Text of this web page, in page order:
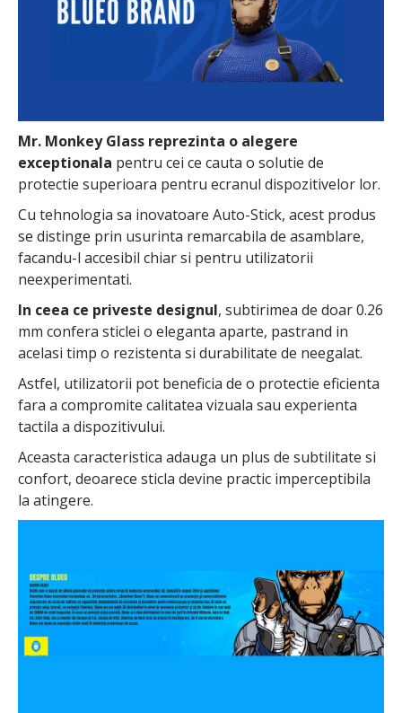
Mr. Monkey Glass reprezinta o alegere
exceptionala pentru cei ce cauta o solutie de
protectie superioara pentru ecranul dispozitivelor lor.
Cu tehnologia sa inovatoare Auto-Stick, acest produs
se distinge prin usurinta remarcabila de asamblare,
facandu-l accesibil chiar si pentru utilizatorii
neexperimentati.
In ceea ce priveste designul, subtirimea de doar 0.26
mm confera sticlei o eleganta aparte, pastrand in
acelasi timp o rezistenta si durabilitate de neegalat.
Astfel, utilizatorii pot beneficia de o protectie eficienta
fara a compromite calitatea vizuala sau experienta
tactila a dispozitivului.
Aceasta caracteristica adauga un plus de subtilitate si
confort, deoarece sticla devine practic imperceptibila
la atingere.